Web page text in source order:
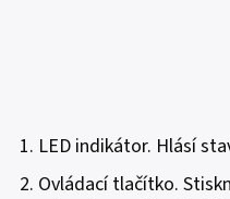
LED indikátor. Hlásí
Ovládací tlačítko.